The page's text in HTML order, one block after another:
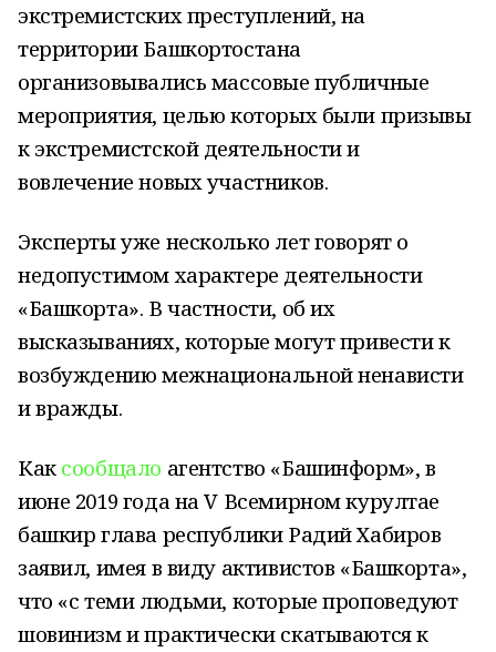
экстремистских преступлений, на
территории Башкортостана
организовывались массовые публичные
мероприятия, целью которых были призывы
к экстремистской деятельности и
вовлечение новых участников.
Эксперты уже несколько лет говорят о
недопустимом характере деятельности
«Башкорта». В частности, об их
высказываниях, которые могут привести к
возбуждению межнациональной ненависти
и вражды.
Как сообщало агентство «Башинформ», в
июне 2019 года на V Всемирном курултае
башкир глава республики Радий Хабиров
заявил, имея в виду активистов «Башкорта»,
что «с теми людьми, которые проповедуют
шовинизм и практически скатываются к